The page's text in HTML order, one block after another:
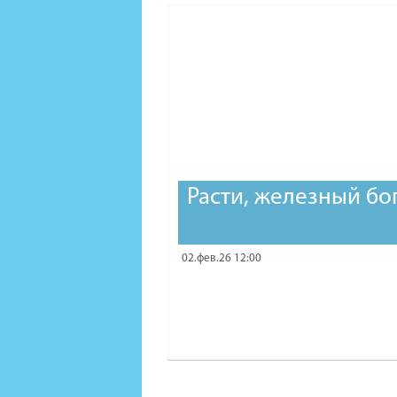
Расти, железный
02.фев.26 12:00